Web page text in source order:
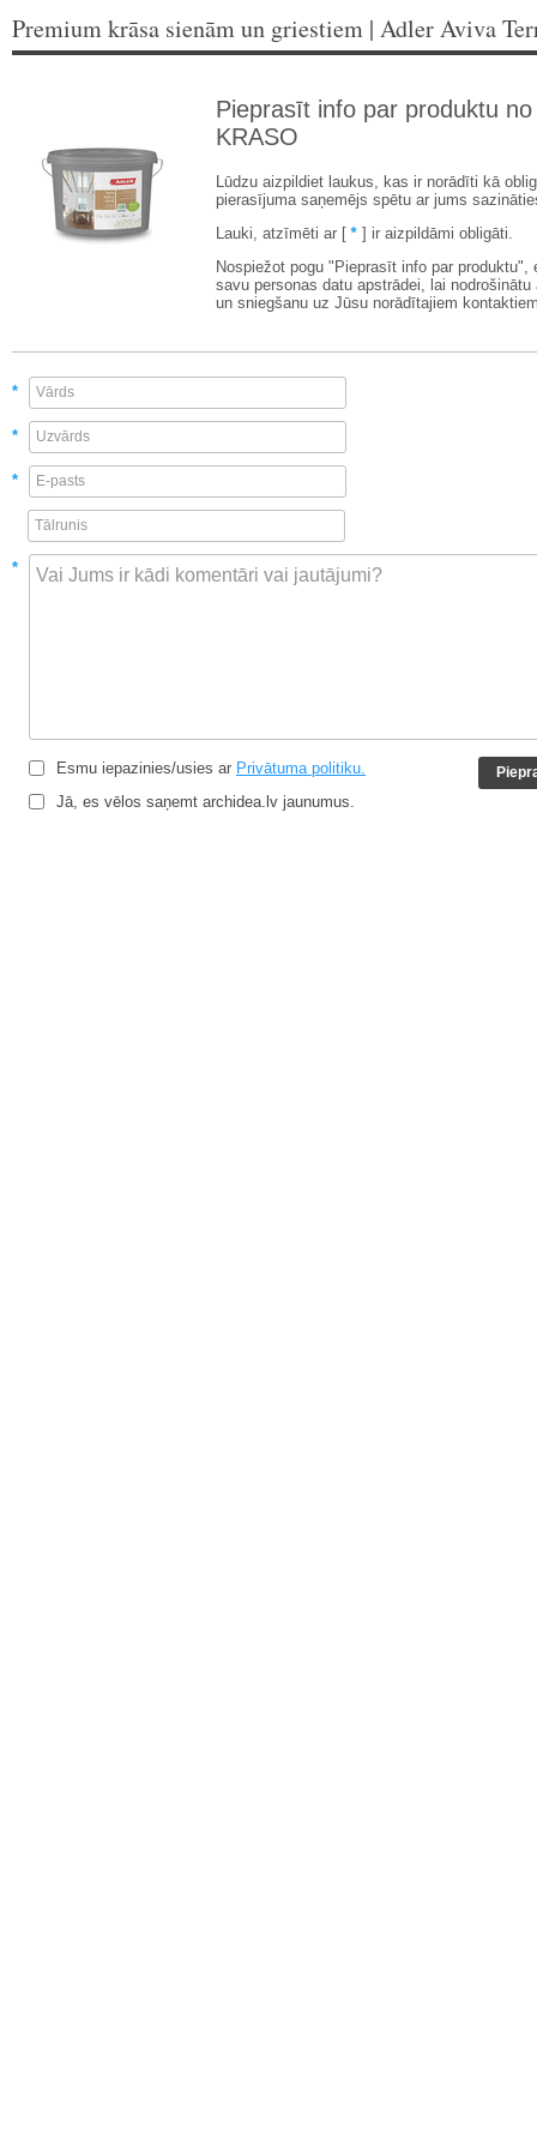
Premium krāsa sienām un griestiem | Adler Aviva
Pieprasīt info par produktu no
KRASO
Lūdzu aizpildiet laukus, kas ir norādīti kā
pierasījuma saņemējs spētu ar jums
Lauki, atzīmēti ar [ * ] ir aizpildāmi obligāti.
Nospiežot pogu "Pieprasīt info par produktu",
savu personas datu apstrādei, lai
un sniegšanu uz Jūsu norādītajiem
*
*
*
*
Esmu iepazinies/usies ar Privātuma politiku.
Jā, es vēlos saņemt archidea.lv jaunumus.